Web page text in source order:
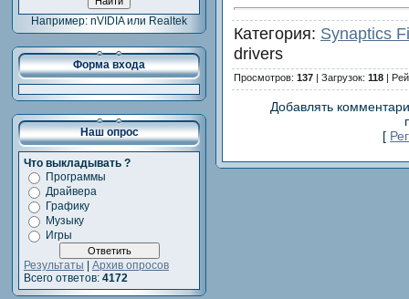
Например: nVIDIA или Realtek
Форма входа
Наш опрос
Что выкладывать ?
Программы
Драйвера
Графику
Музыку
Игры
Результаты
Архив опросов
Всего ответов: 4172
Категория: Synaptics
drivers
Просмотров: 137 | Загрузок: 118 |
Добавлять
[